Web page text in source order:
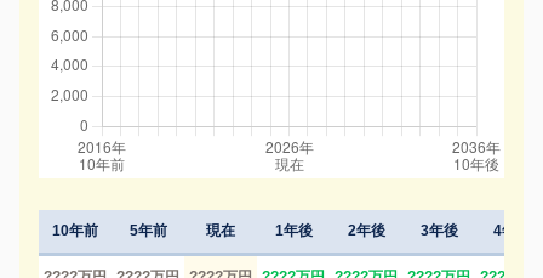
10年前 5年前 現在 1年後 2年後 3年後 4年後